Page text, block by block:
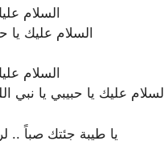
السلام
السلام عليك يا
السلام
السلام عليك يا حبيبي يا نبي
يا طيبة جئتك صباً ..